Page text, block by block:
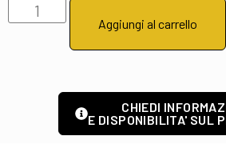
Aggiungi al carrello
CHIEDI
E DISPONIBILITA' SUL